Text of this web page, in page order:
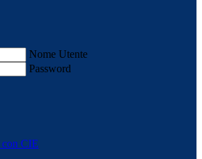
Nome Utente
Password
con CIE